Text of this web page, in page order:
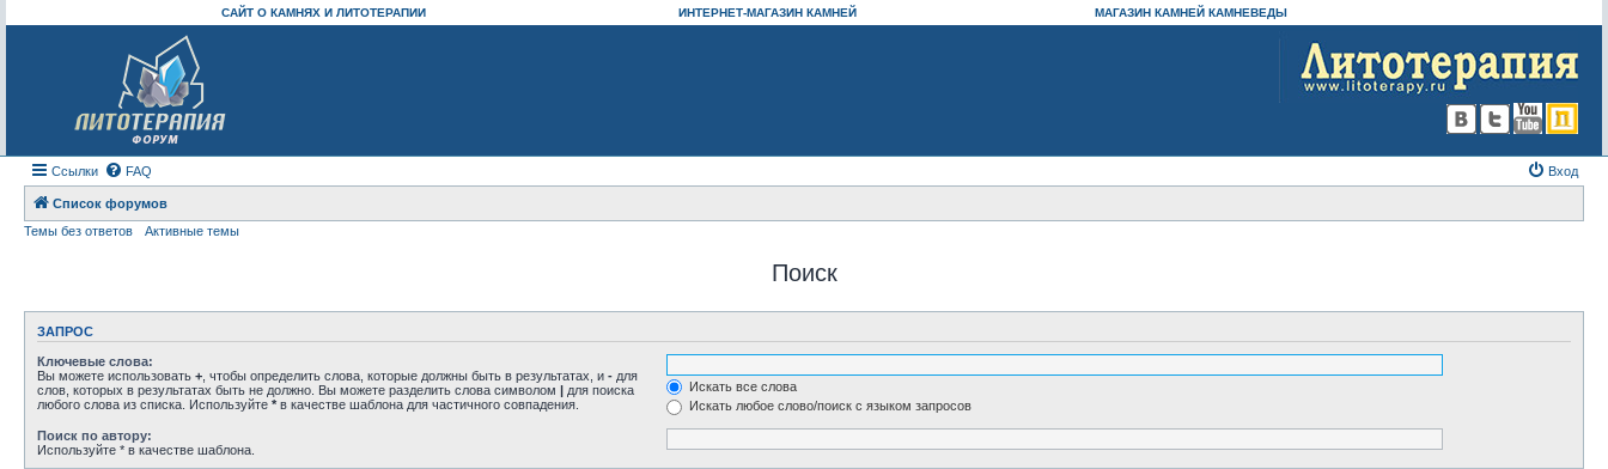
САЙТ О КАМНЯХ И ЛИТОТЕРАПИИ ИНТЕРНЕТ-МАГАЗИН КАМНЕЙ МАГАЗИН КАМНЕЙ КАМНЕВЕДЫ
Ссылки FAQ Вход
Список форумов
Темы без ответов
Активные темы
Поиск
ЗАПРОС
Ключевые слова:
Вы можете использовать + , чтобы определить слова, которые должны быть в результатах, и - для
слов, которых в результатах быть не должно. Вы можете разделить слова символом | для поиска
любого слова из списка. Используйте * в качестве шаблона для частичного совпадения.
Искать все слова
Искать любое слово/поиск с языком запросов
Поиск по автору:
Используйте * в качестве шаблона.